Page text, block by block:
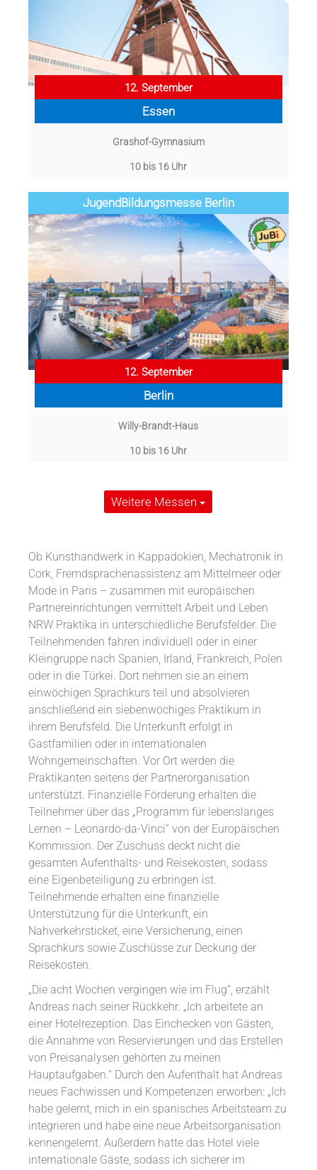
12. September
Essen
Grashof-Gymnasium
10 bis 16 Uhr
Jugend­­­­­Bildungsmess­e Berlin
12. September
Berlin
Willy-Brandt-Haus
10 bis 16 Uhr
Weitere Messen
Ob Kunsthandwerk in Kappadokien, Mechatronik in
Cork, Fremdsprachenassistenz am Mittelmeer oder
Mode in Paris – zusammen mit europäischen
Partnereinrichtungen vermittelt Arbeit und Leben
NRW Praktika in unterschiedliche Berufsfelder. Die
Teilnehmenden fahren individuell oder in einer
Kleingruppe nach Spanien, Irland, Frankreich, Polen
oder in die Türkei. Dort nehmen sie an einem
einwöchigen Sprachkurs teil und absolvieren
anschließend ein siebenwöchiges Praktikum in
ihrem Berufsfeld. Die Unterkunft erfolgt in
Gastfamilien oder in internationalen
Wohngemeinschaften. Vor Ort werden die
Praktikanten seitens der Partnerorganisation
unterstützt. Finanzielle Förderung erhalten die
Teilnehmer über das „Programm für lebenslanges
Lernen – Leonardo-da-Vinci“ von der Europäischen
Kommission. Der Zuschuss deckt nicht die
gesamten Aufenthalts- und Reisekosten, sodass
eine Eigenbeteiligung zu erbringen ist.
Teilnehmende erhalten eine finanzielle
Unterstützung für die Unterkunft, ein
Nahverkehrsticket, eine Versicherung, einen
Sprachkurs sowie Zuschüsse zur Deckung der
Reisekosten.
„Die acht Wochen vergingen wie im Flug“, erzählt
Andreas nach seiner Rückkehr. „Ich arbeitete an
einer Hotelrezeption. Das Einchecken von Gästen,
die Annahme von Reservierungen und das Erstellen
von Preisanalysen gehörten zu meinen
Hauptaufgaben.“ Durch den Aufenthalt hat Andreas
neues Fachwissen und Kompetenzen erworben: „Ich
habe gelernt, mich in ein spanisches Arbeitsteam zu
integrieren und habe eine neue Arbeitsorganisation
kennengelernt. Außerdem hatte das Hotel viele
internationale Gäste, sodass ich sicherer im